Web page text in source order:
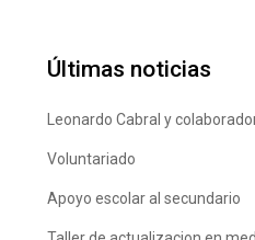
Últimas noticias
Leonardo Cabral y
Voluntariado
Apoyo escolar al secundario